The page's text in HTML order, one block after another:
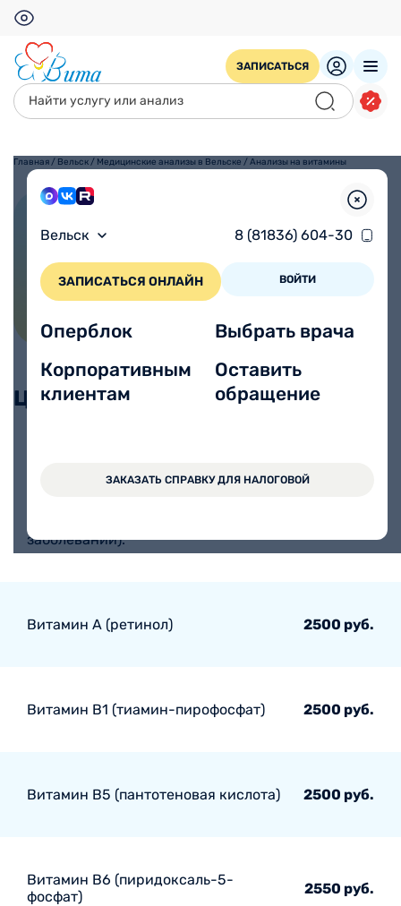
ЗАПИСАТЬСЯ
Вельск 8 (81836) 604-30
ЗАПИСАТЬСЯ ОНЛАЙН ВОЙТИ
Оперблок
Корпоративным
клиентам
Выбрать врача
Оставить
обращение
ЗАКАЗАТЬ СПРАВКУ ДЛЯ НАЛОГОВОЙ
Главная / Вельск / Медицинские анализы в Вельске /Анализы на витамины
Цены, без учета взятия
Определение Омега-3 индекса
(оценка риска внезапной сердечной
заболеваний).
Витамин А (ретинол) 2500 руб.
Витамин В1 (тиамин-пирофосфат) 2500 руб.
Витамин В5 (пантотеновая кислота) 2500 руб.
Витамин В6 (пиридоксаль-5-
фосфат)
2550 руб.